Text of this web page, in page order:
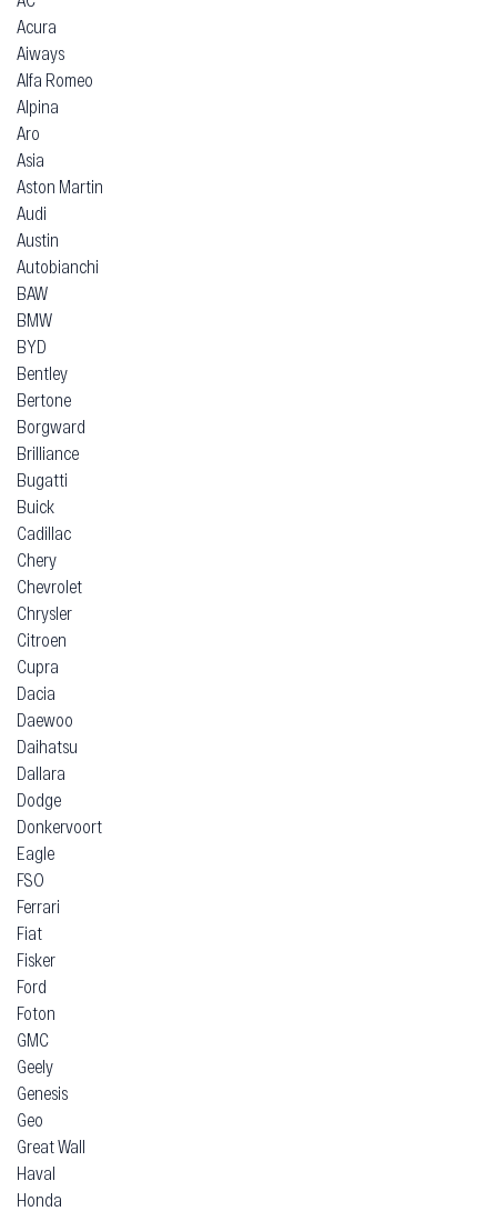
Acura
Aiways
Alfa Romeo
Alpina
Aro
Asia
Aston Martin
Audi
Austin
Autobianchi
BAW
BMW
BYD
Bentley
Bertone
Borgward
Brilliance
Bugatti
Buick
Cadillac
Chery
Chevrolet
Chrysler
Citroen
Cupra
Dacia
Daewoo
Daihatsu
Dallara
Dodge
Donkervoort
Eagle
FSO
Ferrari
Fiat
Fisker
Ford
Foton
GMC
Geely
Genesis
Geo
Great Wall
Haval
Honda